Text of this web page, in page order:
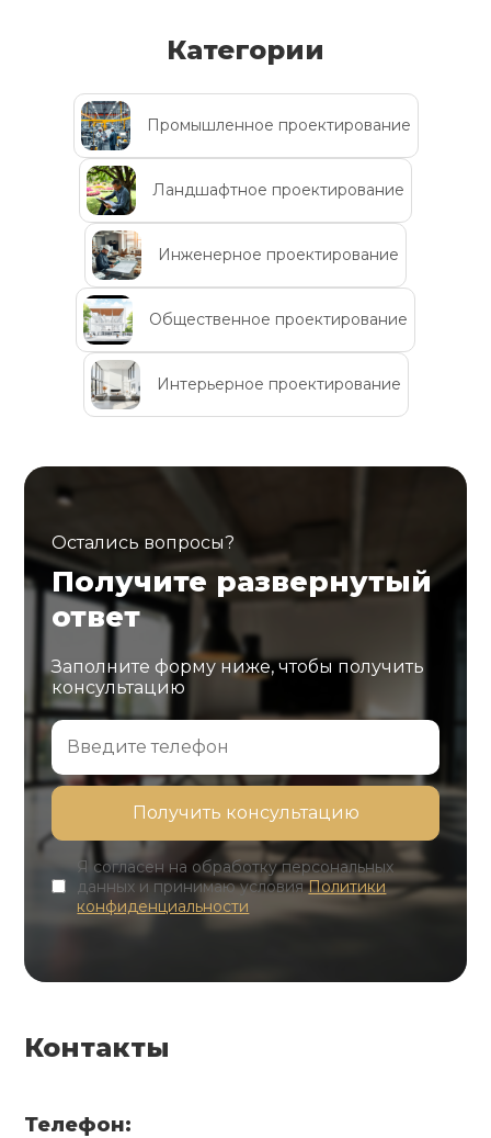
Категории
Промышленное проектирование
Ландшафтное проектирование
Инженерное проектирование
Общественное проектирование
Интерьерное проектирование
Остались вопросы?
Получите развернутый
ответ
Заполните форму ниже, чтобы получить
консультацию
Я согласен на обработку персональных
данных и принимаю условияПолитики
конфиденциальности
Контакты
Телефон: